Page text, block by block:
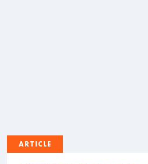
ARTICLE